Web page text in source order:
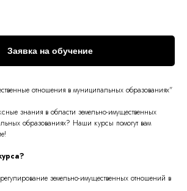
Заявка на обучение
отношения в муниципальных образованиях"
знания в области земельно-имущественных
образованиях? Наши курсы помогут вам
земельно-имущественных отношений в